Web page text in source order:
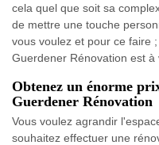
cela quel que soit sa
de mettre une touche
vous voulez et pour ce faire
Guerdener Rénovation est à
Obtenez un énorme
Guerdener Rénovation
Vous voulez agrandir
souhaitez effectuer une